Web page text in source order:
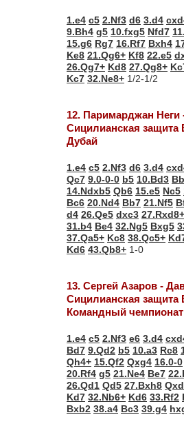
1.e4 c5 2.Nf3 d6 3.d4
9.Bh4 g5 10.fxg5 Nfd7
15.g6 Rg7 16.Rf7 Bxh4
Ke8 21.Qg6+ Kf8 22.e5
26.Qg7+ Kd8 27.Qg8+
Kc7 32.Ne8+ 1/2-1/2
12. Паримарджан
Сицилианская защита
Дубай
1.e4 c5 2.Nf3 d6 3.d4
Qc7 9.0-0-0 b5 10.Bd3
14.Ndxb5 Qb6 15.e5 Nc5
Bc6 20.Nd4 Bb7 21.Nf5
d4 26.Qe5 dxc3 27.Rxd8+
31.b4 Be4 32.Ng5 Bxg5
37.Qa5+ Kc8 38.Qc5+
Kd6 43.Qb8+ 1-0
13. Сергей Азаров -
Сицилианская защита
Командный
1.e4 c5 2.Nf3 e6 3.d4
Bd7 9.Qd2 b5 10.a3 Rc8
Qh4+ 15.Qf2 Qxg4 16.0-0
20.Rf4 g5 21.Ne4 Be7
26.Qd1 Qd5 27.Bxh8
Kd7 32.Nb6+ Kd6 33.Rf2
Bxb2 38.a4 Bc3 39.g4